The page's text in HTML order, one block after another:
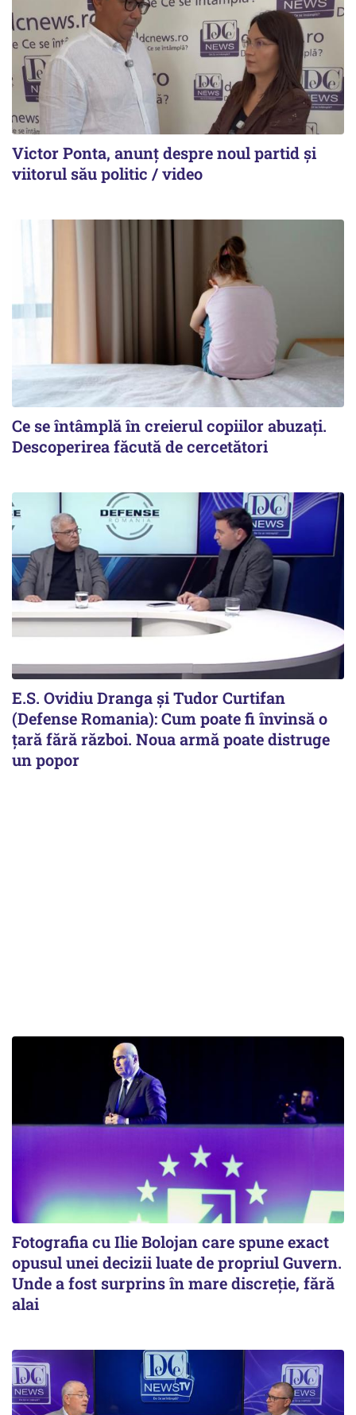
Victor Ponta, anunț despre noul partid și
viitorul său politic / video
Ce se întâmplă în creierul copiilor abuzați.
Descoperirea făcută de cercetători
E.S. Ovidiu Dranga și Tudor Curtifan
(Defense Romania): Cum poate fi învinsă o
țară fără război. Noua armă poate distruge
un popor
Fotografia cu Ilie Bolojan care spune exact
opusul unei decizii luate de propriul Guvern.
Unde a fost surprins în mare discreție, fără
alai